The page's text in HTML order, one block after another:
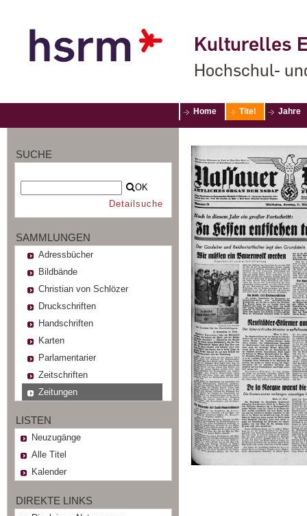
Kulturelles
Hochschul-
Home Titel Jahre
SUCHE
OK
Detailsuche
SAMMLUNGEN
Adressbücher
Bildbände
Christian von Schlözer
Druckschriften
Handschriften
Karten
Parlamentarier
Zeitschriften
Zeitungen
LISTEN
Neuzugänge
Alle Titel
Kalender
DIREKTE LINKS